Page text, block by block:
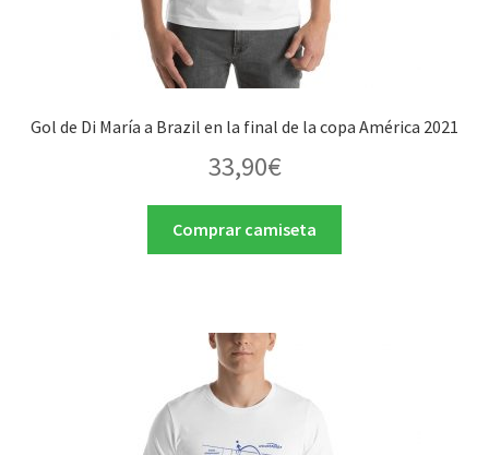
Gol de Di María a Brazil en la final de la copa América 2021
33,90€
Comprar camiseta